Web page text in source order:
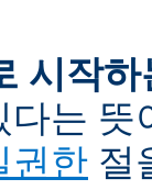
시작하
다는
권한 절